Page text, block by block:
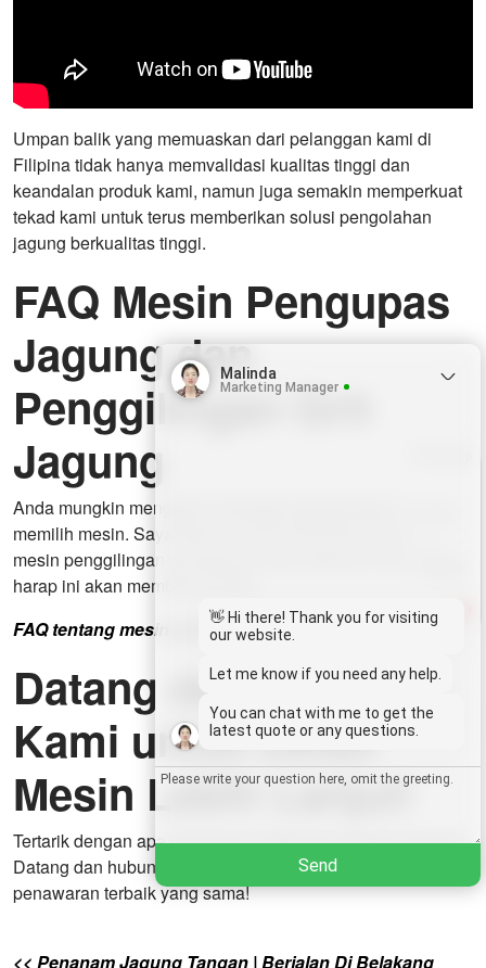
Umpan balik yang memuaskan dari pelanggan kami di
Filipina tidak hanya memvalidasi kualitas tinggi dan
keandalan produk kami, namun juga semakin memperkuat
tekad kami untuk terus memberikan solusi pengolahan
jagung berkualitas tinggi.
FAQ Mesin Pengupas
Jagung dan
Penggilingan Grit
Jagung
Anda mungkin mengalami berbagai kebingungan saat
memilih mesin. Saya telah menulis FAQ khusus tentang
mesin penggilingan grit jagung untuk referensi Anda. Saya
harap ini akan membantu Anda.
FAQ tentang mesin pembuat bubur jagung
Datang dan Hubungi
Kami untuk Detail
Mesin Lebih Lanjut!
Tertarik dengan apa yang harus dilakukan dengan jagung?
Datang dan hubungi kami! Kami akan memberi Anda
penawaran terbaik yang sama!
<< Penanam Jagung Tangan | Berjalan Di Belakang
Chat
Malinda
Marketing Manager
👋 Hi there! Thank you for visiting
our website.
Let me know if you need any help.
You can chat with me to get the
latest quote or any questions.
Send